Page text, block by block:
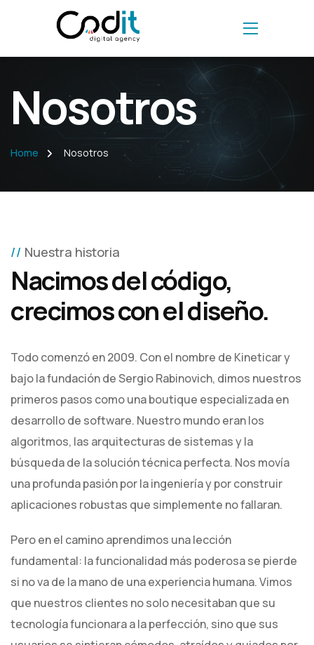
Nosotros
Home Nosotros
Nuestra historia
Nacimos del código,
crecimos con el diseño.
Todo comenzó en 2009. Con el nombre de Kineticar y
bajo la fundación de Sergio Rabinovich, dimos nuestros
primeros pasos como una boutique especializada en
desarrollo de software. Nuestro mundo eran los
algoritmos, las arquitecturas de sistemas y la
búsqueda de la solución técnica perfecta. Nos movía
una profunda pasión por la ingeniería y por construir
aplicaciones robustas que simplemente no fallaran.
Pero en el camino aprendimos una lección
fundamental: la funcionalidad más poderosa se pierde
si no va de la mano de una experiencia humana. Vimos
que nuestros clientes no solo necesitaban que su
tecnología funcionara a la perfección, sino que sus